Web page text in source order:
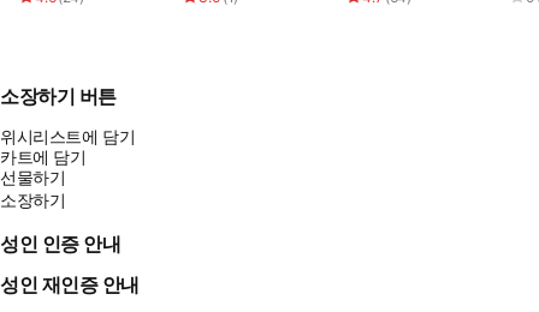
소장하기 버튼
위시리스트에 담기
카트에 담기
선물하기
소장하기
성인 인증 안내
성인 재인증 안내